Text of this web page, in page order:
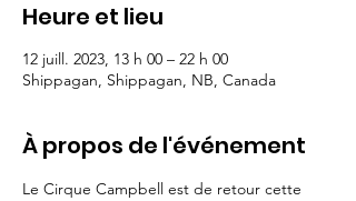
Heure et lieu
12 juill. 2023, 13 h 00 – 22 h 00
Shippagan, Shippagan, NB, Canada
À propos de l'événement
Le Cirque Campbell est de retour cette